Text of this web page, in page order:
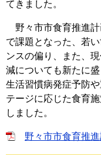
てきました。
野々市市食育推進計
で課題となった、若
ンスの偏り、また、
減についても新たに
生活習慣病発症予防
テージに応じた食育
しました。
野々市市食育推